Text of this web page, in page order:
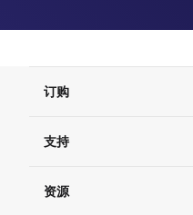
订购
订单支持
现货供应中心
支持
联系我们 - 400 820 8982
资源